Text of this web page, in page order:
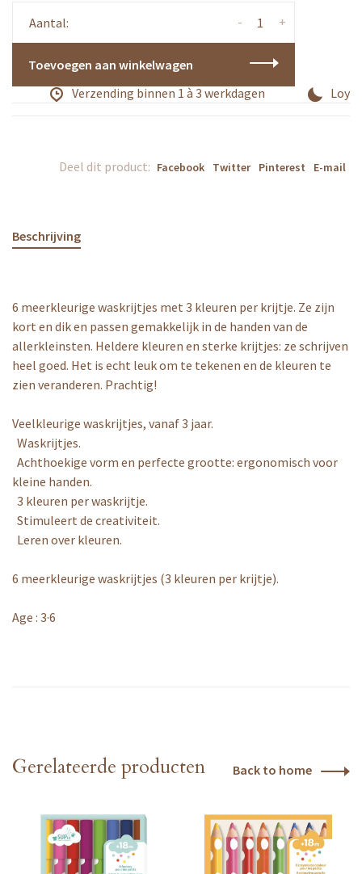
Aantal: +
-
Toevoegen aan winkelwagen
Verzending binnen 1 à 3 werkdagen
Deel dit product: Facebook Twitter Pinterest E-mail
Beschrijving
6 meerkleurige waskrijtjes met 3 kleuren per krijtje. Ze zijn
kort en dik en passen gemakkelijk in de handen van de
allerkleinsten. Heldere kleuren en sterke krijtjes: ze schrijven
heel goed. Het is echt leuk om te tekenen en de kleuren te
zien veranderen. Prachtig!
Veelkleurige waskrijtjes, vanaf 3 jaar.
Waskrijtjes.
Achthoekige vorm en perfecte grootte: ergonomisch voor
kleine handen.
3 kleuren per waskrijtje.
Stimuleert de creativiteit.
Leren over kleuren.
6 meerkleurige waskrijtjes (3 kleuren per krijtje).
Age : 3·6
Gerelateerde producten Back to home